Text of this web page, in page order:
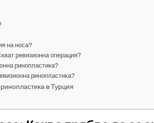
на носа?
ревизионна операция?
ринопластика?
ринопластика?
в Турция